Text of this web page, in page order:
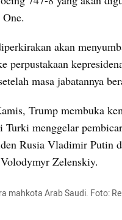
akan
perpustakaan
masa jabatannya
Trump membuka
Turki menggelar
Rusia Vladimir Putin
Zelenskiy.
mahkota Arab Saudi. Foto: